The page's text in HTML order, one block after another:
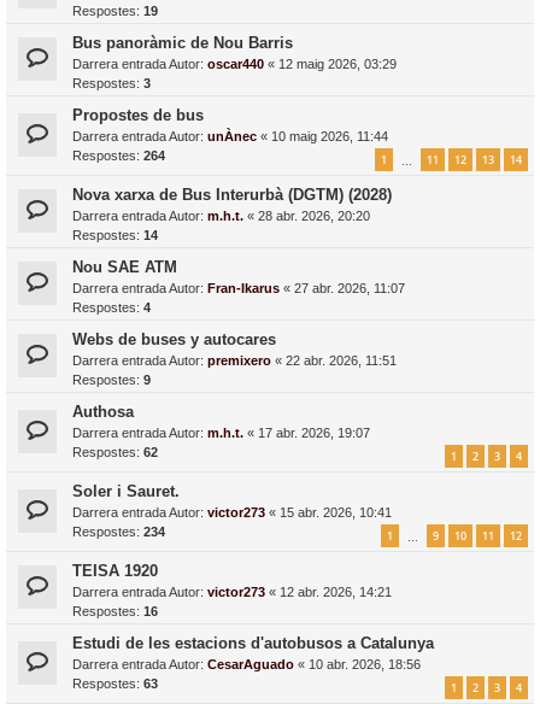
Respostes: 19
Bus panoràmic de Nou Barris
Darrera entrada Autor: oscar440 « 12 maig 2026, 03:29
Respostes: 3
Propostes de bus
Darrera entrada Autor: unÀnec « 10 maig 2026, 11:44
Respostes: 264 1 11 12 13 14
Nova xarxa de Bus Interurbà (DGTM) (2028)
Darrera entrada Autor: m.h.t. « 28 abr. 2026, 20:20
Respostes: 14
Nou SAE ATM
Darrera entrada Autor: Fran-Ikarus « 27 abr. 2026, 11:07
Respostes: 4
Webs de buses y autocares
Darrera entrada Autor: premixero « 22 abr. 2026, 11:51
Respostes: 9
Authosa
Darrera entrada Autor: m.h.t. « 17 abr. 2026, 19:07
Respostes: 62 1 2 3 4
Soler i Sauret.
Darrera entrada Autor: victor273 « 15 abr. 2026, 10:41
Respostes: 234 1 9 10 11 12
TEISA 1920
Darrera entrada Autor: victor273 « 12 abr. 2026, 14:21
Respostes: 16
Estudi de les estacions d'autobusos a Catalunya
Darrera entrada Autor: CesarAguado « 10 abr. 2026, 18:56
Respostes: 63 1 2 3 4